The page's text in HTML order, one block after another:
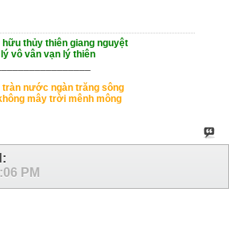
hữu thủy thiên giang nguyệt
vô vân vạn lý thiên
tràn nước ngàn trăng sông
mây trời mênh mông
PM